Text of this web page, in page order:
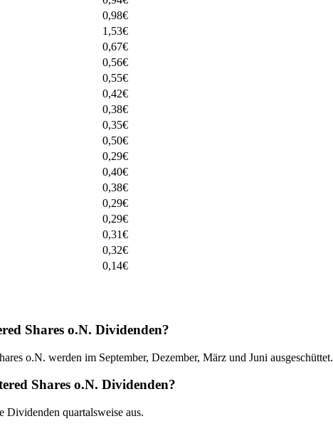
0,98€
1,53€
0,67€
0,56€
0,55€
0,42€
0,38€
0,35€
0,50€
0,29€
0,40€
0,38€
0,29€
0,29€
0,31€
0,32€
0,14€
Shares o.N. Dividenden?
o.N. werden im September, Dezember, März und Juni ausgeschüttet.
Shares o.N. Dividenden?
Dividenden quartalsweise aus.